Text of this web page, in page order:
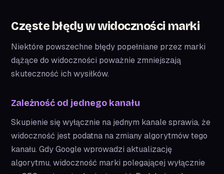
Częste błędy w widoczności marki
Niektóre powszechne błędy popełniane przez marki
dążące do widoczności poważnie zmniejszają
skuteczność ich wysiłków.
Zależność od jednego kanału
Skupienie się wyłącznie na jednym kanale sprawia, że
widoczność jest podatna na zmiany algorytmów tego
kanału. Gdy Google wprowadzi aktualizację
algorytmu, widoczność marki polegającej wyłącznie